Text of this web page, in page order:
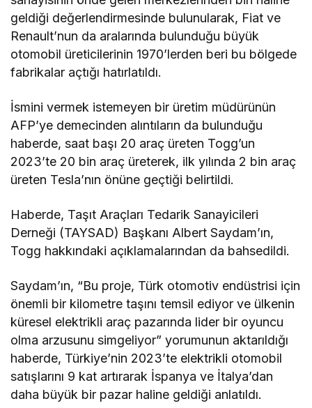
geldiği değerlendirmesinde bulunularak, Fiat ve
Renault’nun da aralarında bulunduğu büyük
otomobil üreticilerinin 1970’lerden beri bu bölgede
fabrikalar açtığı hatırlatıldı.
İsmini vermek istemeyen bir üretim müdürünün
AFP’ye demecinden alıntıların da bulunduğu
haberde, saat başı 20 araç üreten Togg’un
2023’te 20 bin araç üreterek, ilk yılında 2 bin araç
üreten Tesla’nın önüne geçtiği belirtildi.
Haberde, Taşıt Araçları Tedarik Sanayicileri
Derneği​​​​​​​ (TAYSAD) Başkanı Albert Saydam’ın,
Togg hakkındaki açıklamalarından da bahsedildi.
Saydam’ın, “Bu proje, Türk otomotiv endüstrisi için
önemli bir kilometre taşını temsil ediyor ve ülkenin
küresel elektrikli araç pazarında lider bir oyuncu
olma arzusunu simgeliyor” yorumunun aktarıldığı
haberde, Türkiye’nin 2023’te elektrikli otomobil
satışlarını 9 kat artırarak İspanya ve İtalya’dan
daha büyük bir pazar haline geldiği anlatıldı.